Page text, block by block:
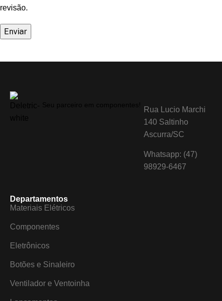
revisão.
Rua Lucio Marchi
140 Saltinho
Ascurra/SC
Whatsapp: (47)
98929-6467
Departamentos
Materiais Elétricos
Componentes
Eletrônicos
Botões e Sinaleiro
Ventilador e Ventoinha